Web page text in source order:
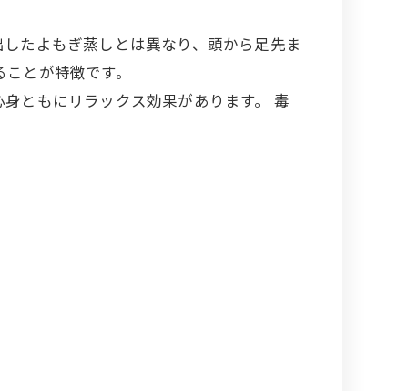
たよもぎ蒸しとは異なり、頭から足先ま
とが特徴です。
ともにリラックス効果があります。 毒